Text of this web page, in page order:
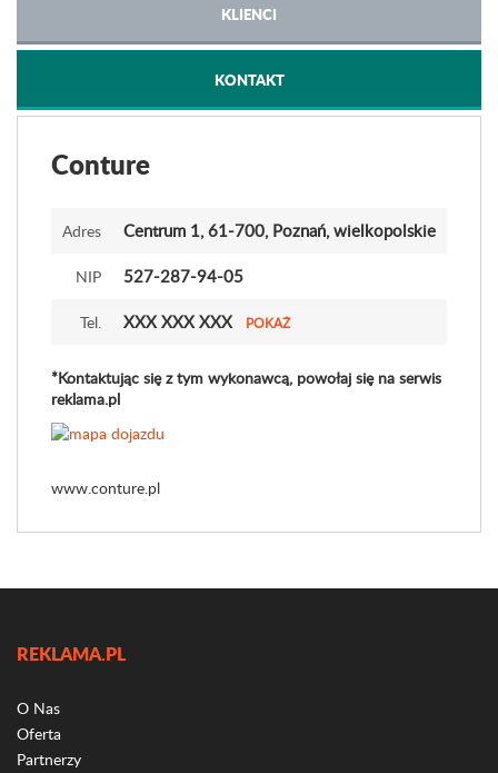
KLIENCI
KONTAKT
Conture
Adres Centrum 1, 61-700, Poznań, wielkopolskie
NIP 527-287-94-05
Tel. XXX XXX XXX POKAŻ
*Kontaktując się z tym wykonawcą, powołaj się na serwis
reklama.pl
www.conture.pl
REKLAMA.PL
O Nas
Oferta
Partnerzy